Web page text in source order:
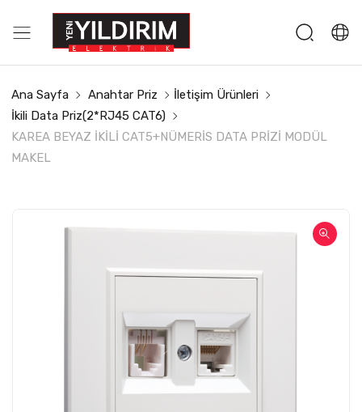
Ana Sayfa Anahtar Priz
İletişim Ürünleri
İkili Data Priz(2*RJ45 CAT6)
KAREA BEYAZ İKİLİ CAT5+NÜMERİS DATA PRİZİ MODÜL
MAKEL